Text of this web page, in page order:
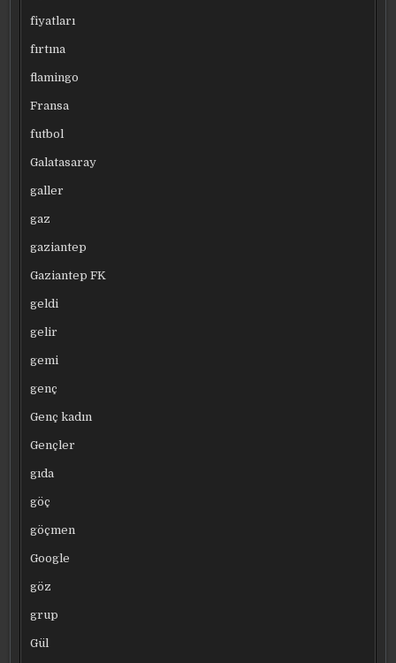
fiyatları
fırtına
flamingo
Fransa
futbol
Galatasaray
galler
gaz
gaziantep
Gaziantep FK
geldi
gelir
gemi
genç
Genç kadın
Gençler
gıda
göç
göçmen
Google
göz
grup
Gül